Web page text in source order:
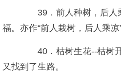
39．前人种树，后人
福。亦作“前人栽树，后人乘凉”
40．枯树生花--枯树开
又找到了生路。